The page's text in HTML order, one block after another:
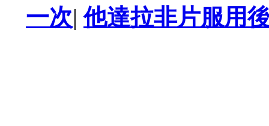
一次|他達拉非片服用